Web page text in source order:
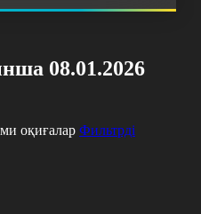
08.01.2026
оқиғалар Фильтрді